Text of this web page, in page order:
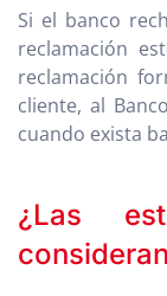
Si el banco
reclamación
reclamación
cliente, al
cuando exista
¿Las